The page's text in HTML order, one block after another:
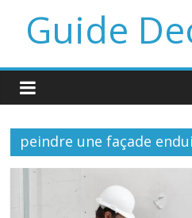
Guide
peindre une façade